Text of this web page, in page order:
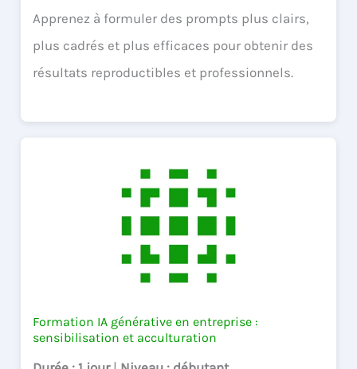
Apprenez à formuler des prompts plus clairs,
plus cadrés et plus efficaces pour obtenir des
résultats reproductibles et professionnels.
Formation IA générative en entreprise :
sensibilisation et acculturation